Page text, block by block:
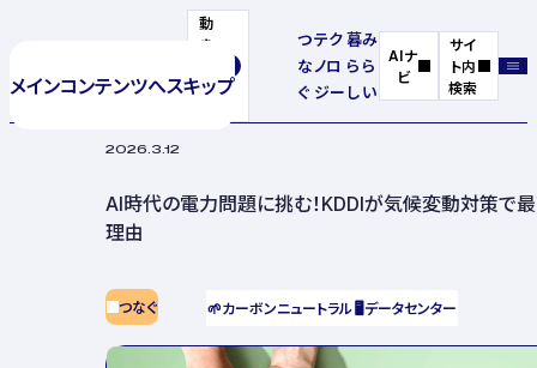
メインコンテンツへスキップ
動
き
停
つ
な
ぐ
テク
ノロ
ジー
暮
ら
し
み
ら
い
AIナ
ビ
サイ
ト内
検索
2026.3.12
AI時代の電力問題に挑む！KDDIが気候変動対策で
理由
つなぐ 🌱カーボンニュートラル🖥️データセンター